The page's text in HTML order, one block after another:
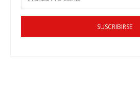
SUSCRIBIRSE